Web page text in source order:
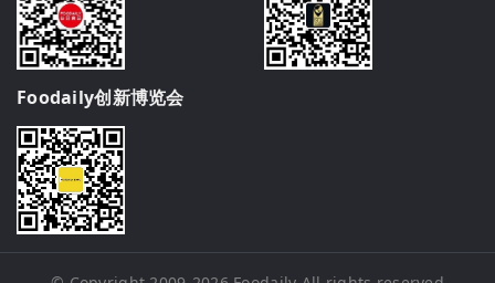
Foodaily创新博览会